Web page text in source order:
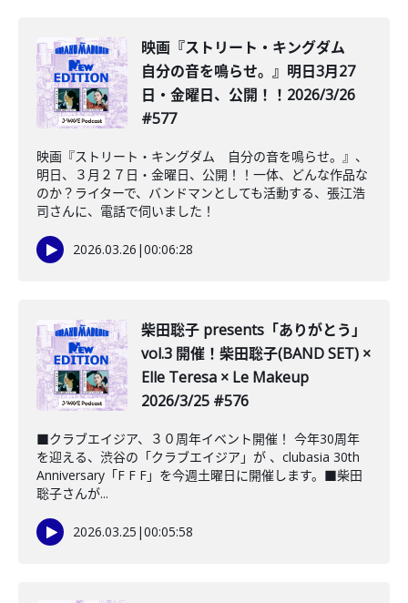
映画『ストリート・キングダム
自分の音を鳴らせ。』明日3月27
日・金曜日、公開！！2026/3/26
#577
映画『ストリート・キングダム 自分の音を鳴らせ。』、
明日、３月２７日・金曜日、公開！！一体、どんな作品な
のか？ライターで、バンドマンとしても活動する、張江浩
司さんに、電話で伺いました！
2026.03.26 |00:06:28
柴田聡子 presents「ありがとう」
vol.3 開催！柴田聡子(BAND SET) ×
Elle Teresa × Le Makeup
2026/3/25 #576
■クラブエイジア、３０周年イベント開催！ 今年30周年
を迎える、渋谷の「クラブエイジア」が 、clubasia 30th
Anniversary「F F F」を今週土曜日に開催します。■柴田
聡子さんが...
2026.03.25 |00:05:58